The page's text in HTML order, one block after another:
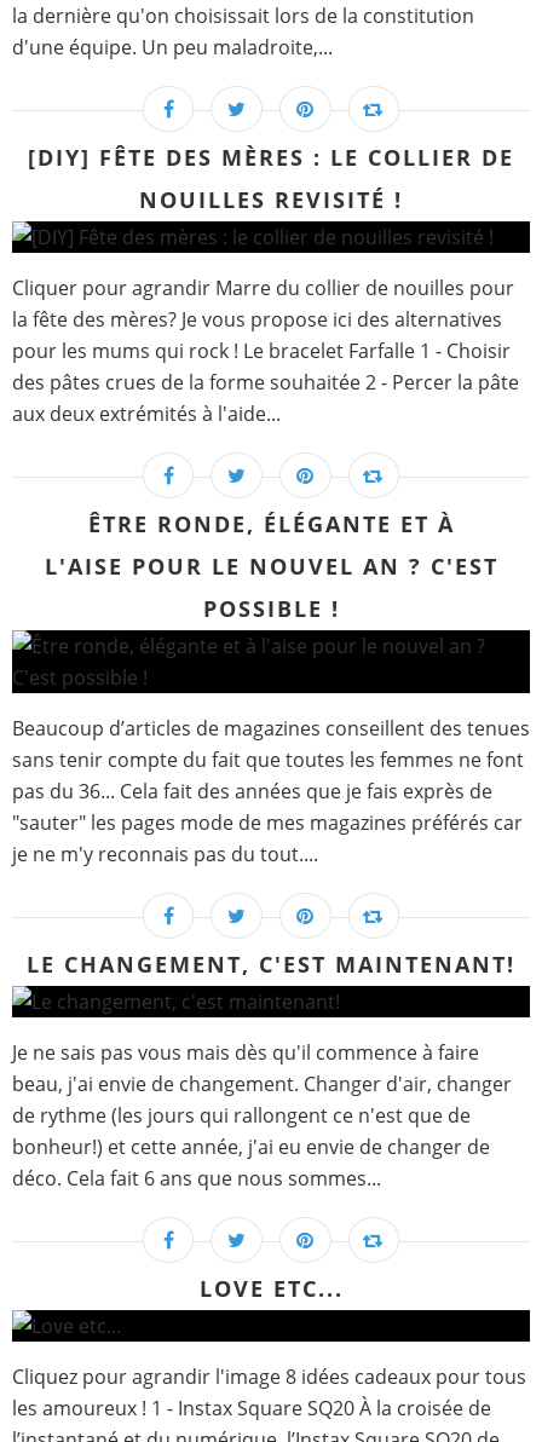
la dernière qu'on choisissait lors de la constitution
d'une équipe. Un peu maladroite,...
[DIY] FÊTE DES MÈRES : LE COLLIER DE
NOUILLES REVISITÉ !
Cliquer pour agrandir Marre du collier de nouilles pour
la fête des mères? Je vous propose ici des alternatives
pour les mums qui rock ! Le bracelet Farfalle 1 - Choisir
des pâtes crues de la forme souhaitée 2 - Percer la pâte
aux deux extrémités à l'aide...
ÊTRE RONDE, ÉLÉGANTE ET À
L'AISE POUR LE NOUVEL AN ? C'EST
POSSIBLE !
Beaucoup d’articles de magazines conseillent des tenues
sans tenir compte du fait que toutes les femmes ne font
pas du 36... Cela fait des années que je fais exprès de
"sauter" les pages mode de mes magazines préférés car
je ne m'y reconnais pas du tout....
LE CHANGEMENT, C'EST MAINTENANT!
Je ne sais pas vous mais dès qu'il commence à faire
beau, j'ai envie de changement. Changer d'air, changer
de rythme (les jours qui rallongent ce n'est que de
bonheur!) et cette année, j'ai eu envie de changer de
déco. Cela fait 6 ans que nous sommes...
LOVE ETC...
Cliquez pour agrandir l'image 8 idées cadeaux pour tous
les amoureux ! 1 - Instax Square SQ20 À la croisée de